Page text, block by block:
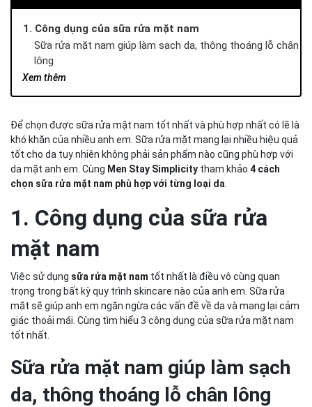
Xem thêm
1. Công dụng của sữa rửa mặt nam
Sữa rửa mặt nam giúp làm sạch da, thông thoáng lỗ chân
lông
Ngăn ngừa nguy cơ gây mụn
Chọn sữa rửa mặt nam tốt nhất giúp cân bằng độ ẩm
4 cách chọn sữa rửa mặt nam tốt nhất
Sữa rửa mặt cho da khô nam giới
Sữa rửa mặt dành cho nam da dầu
Sữa rửa mặt nam tốt nhất cho anh em da hỗn hợp
Sữa rửa mặt nam tốt nhất cho anh em da nhạy cảm
Kết luận
Để chọn được sữa rửa mặt nam tốt nhất và phù hợp nhất có lẽ là
khó khăn của nhiều anh em. Sữa rửa mặt mang lại nhiều hiệu quả
tốt cho da tuy nhiên không phải sản phẩm nào cũng phù hợp với
da mặt anh em. Cùng Men Stay Simplicity tham khảo 4 cách
chọn sữa rửa mặt nam phù hợp với từng loại da
1. Công dụng của sữa rửa
mặt nam
Việc sử dụng sữa rửa mặt nam tốt nhất là điều vô cùng quan
trọng trong bất kỳ quy trình skincare nào của anh em. Sữa rửa
mặt sẽ giúp anh em ngăn ngừa các vấn đề về da và mang lại cảm
giác thoải mái. Cùng tìm hiểu 3 công dụng của sữa rửa mặt nam
tốt nhất.
Sữa rửa mặt nam giúp làm sạch
da, thông thoáng lỗ chân lông